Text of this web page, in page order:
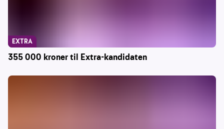
355 000 kroner til Extra-kandidaten
EXTRA